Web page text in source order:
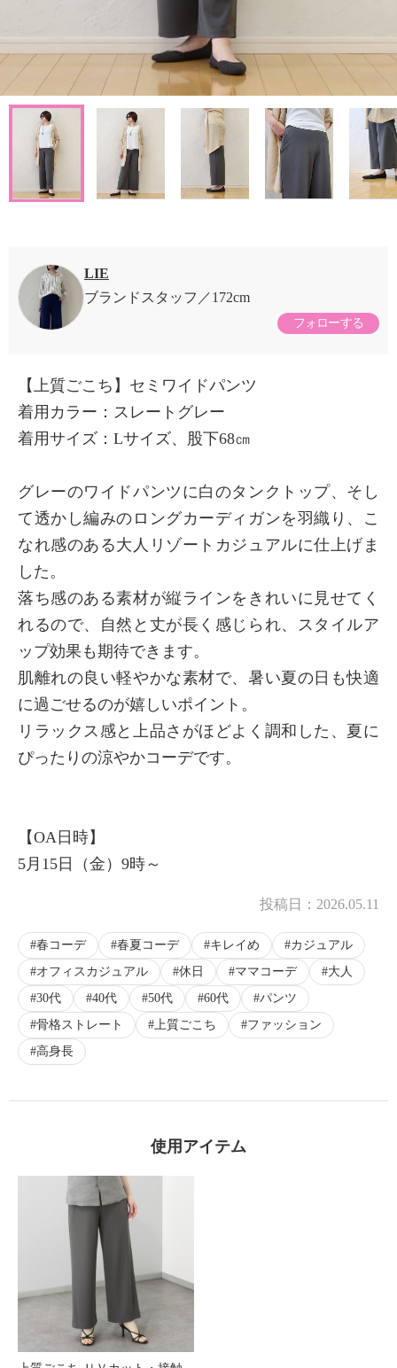
LIE
ブランドスタッフ
172cm
フォローする
【上質ごこち】セミワイドパンツ
着用カラー：スレートグレー
着用サイズ：Lサイズ、股下68㎝
グレーのワイドパンツに白のタンクトップ、そし
て透かし編みのロングカーディガンを羽織り、こ
なれ感のある大人リゾートカジュアルに仕上げま
した。
落ち感のある素材が縦ラインをきれいに見せてく
れるので、自然と丈が長く感じられ、スタイルア
ップ効果も期待できます。
肌離れの良い軽やかな素材で、暑い夏の日も快適
に過ごせるのが嬉しいポイント。
リラックス感と上品さがほどよく調和した、夏に
ぴったりの涼やかコーデです。
【OA日時】
5月15日（金）9時～
投稿日： 2026.05.11
春コーデ 春夏コーデ キレイめ
カジュアル
オフィスカジュアル
休日 ママコーデ
大人
30代
40代 50代 60代
パンツ
骨格ストレート
上質ごこち
ファッション
高身長
使用アイテム